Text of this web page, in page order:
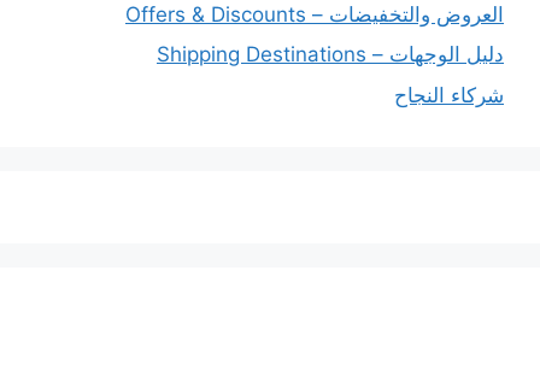
العروض والتخفيضات – Offers & Discounts
دليل الوجهات – Shipping Destinations
شركاء النجاح